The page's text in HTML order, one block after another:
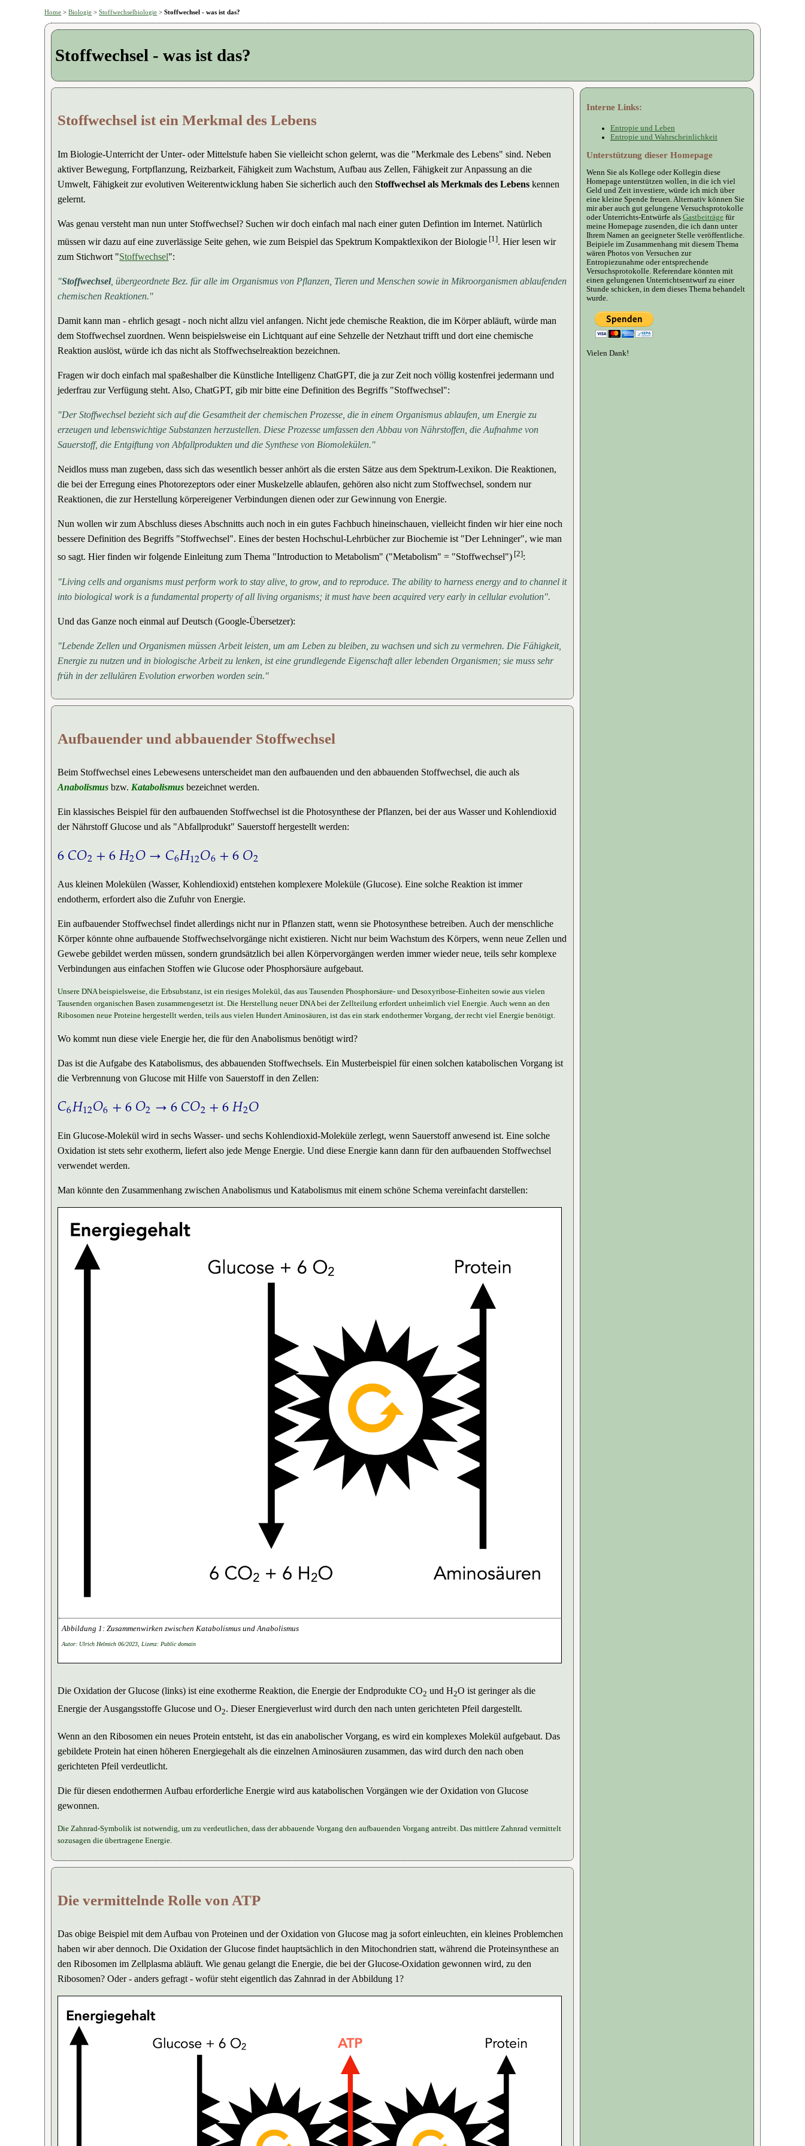
Home >Biologie >Stoffwechselbiologie >Stoffwechsel - was ist das?
Stoffwechsel - was ist das?
Stoffwechsel ist ein Merkmal des Lebens
Im Biologie-Unterricht der Unter- oder Mittelstufe haben Sie vielleicht schon gelernt, was die "Merkmale des Lebens" sind. Neben
aktiver Bewegung, Fortpflanzung, Reizbarkeit, Fähigkeit zum Wachstum, Aufbau aus Zellen, Fähigkeit zur Anpassung an die
Umwelt, Fähigkeit zur evolutiven Weiterentwicklung haben Sie sicherlich auch denStoffwechsel als Merkmals des Lebens kennen
gelernt.
Was genau versteht man nun unter Stoffwechsel? Suchen wir doch einfach mal nach einer guten Defintion im Internet. Natürlich
müssen wir dazu auf eine zuverlässige Seite gehen, wie zum Beispiel das Spektrum Kompaktlexikon der Biologie [1]. Hier lesen wir
zum Stichwort "Stoffwechsel":
"Stoffwechsel, übergeordnete Bez. für alle im Organismus von Pflanzen, Tieren und Menschen sowie in Mikroorganismen ablaufenden
chemischen Reaktionen."
Damit kann man - ehrlich gesagt - noch nicht allzu viel anfangen. Nicht jede chemische Reaktion, die im Körper abläuft, würde man
dem Stoffwechsel zuordnen. Wenn beispielsweise ein Lichtquant auf eine Sehzelle der Netzhaut trifft und dort eine chemische
Reaktion auslöst, würde ich das nicht als Stoffwechselreaktion bezeichnen.
Fragen wir doch einfach mal spaßeshalber die Künstliche Intelligenz ChatGPT, die ja zur Zeit noch völlig kostenfrei jedermann und
jederfrau zur Verfügung steht. Also, ChatGPT, gib mir bitte eine Definition des Begriffs "Stoffwechsel":
"Der Stoffwechsel bezieht sich auf die Gesamtheit der chemischen Prozesse, die in einem Organismus ablaufen, um Energie zu
erzeugen und lebenswichtige Substanzen herzustellen. Diese Prozesse umfassen den Abbau von Nährstoffen, die Aufnahme von
Sauerstoff, die Entgiftung von Abfallprodukten und die Synthese von Biomolekülen."
Neidlos muss man zugeben, dass sich das wesentlich besser anhört als die ersten Sätze aus dem Spektrum-Lexikon. Die Reaktionen,
die bei der Erregung eines Photorezeptors oder einer Muskelzelle ablaufen, gehören also nicht zum Stoffwechsel, sondern nur
Reaktionen, die zur Herstellung körpereigener Verbindungen dienen oder zur Gewinnung von Energie.
Nun wollen wir zum Abschluss dieses Abschnitts auch noch in ein gutes Fachbuch hineinschauen, vielleicht finden wir hier eine noch
bessere Definition des Begriffs "Stoffwechsel". Eines der besten Hochschul-Lehrbücher zur Biochemie ist "Der Lehninger", wie man
so sagt. Hier finden wir folgende Einleitung zum Thema "Introduction to Metabolism" ("Metabolism" = "Stoffwechsel") [2]:
"Living cells and organisms must perform work to stay alive, to grow, and to reproduce. The ability to harness energy and to channel it
into biological work is a fundamental property of all living organisms; it must have been acquired very early in cellular evolution".
Und das Ganze noch einmal auf Deutsch (Google-Übersetzer):
"Lebende Zellen und Organismen müssen Arbeit leisten, um am Leben zu bleiben, zu wachsen und sich zu vermehren. Die Fähigkeit,
Energie zu nutzen und in biologische Arbeit zu lenken, ist eine grundlegende Eigenschaft aller lebenden Organismen; sie muss sehr
früh in der zellulären Evolution erworben worden sein."
Aufbauender und abbauender Stoffwechsel
Beim Stoffwechsel eines Lebewesens unterscheidet man den aufbauenden und den abbauenden Stoffwechsel, die auch als
Anabolismus bzw.Katabolismus bezeichnet werden.
Ein klassisches Beispiel für den aufbauenden Stoffwechsel ist die Photosynthese der Pflanzen, bei der aus Wasser und Kohlendioxid
der Nährstoff Glucose und als "Abfallprodukt" Sauerstoff hergestellt werden:
6𝐶𝑂2+6𝐻2𝑂→𝐶6𝐻12𝑂6+6𝑂2
6 CO2+6 H 2O→C6H12O6+6 O2
Aus kleinen Molekülen (Wasser, Kohlendioxid) entstehen komplexere Moleküle (Glucose). Eine solche Reaktion ist immer
endotherm, erfordert also die Zufuhr von Energie.
Ein aufbauender Stoffwechsel findet allerdings nicht nur in Pflanzen statt, wenn sie Photosynthese betreiben. Auch der menschliche
Körper könnte ohne aufbauende Stoffwechselvorgänge nicht existieren. Nicht nur beim Wachstum des Körpers, wenn neue Zellen und
Gewebe gebildet werden müssen, sondern grundsätzlich bei allen Körpervorgängen werden immer wieder neue, teils sehr komplexe
Verbindungen aus einfachen Stoffen wie Glucose oder Phosphorsäure aufgebaut.
Unsere DNA beispielsweise, die Erbsubstanz, ist ein riesiges Molekül, das aus Tausenden Phosphorsäure- und Desoxyribose-Einheiten sowie aus vielen
Tausenden organischen Basen zusammengesetzt ist. Die Herstellung neuer DNA bei der Zellteilung erfordert unheimlich viel Energie. Auch wenn an den
Ribosomen neue Proteine hergestellt werden, teils aus vielen Hundert Aminosäuren, ist das ein stark endothermer Vorgang, der recht viel Energie benötigt.
Wo kommt nun diese viele Energie her, die für den Anabolismus benötigt wird?
Das ist die Aufgabe des Katabolismus, des abbauenden Stoffwechsels. Ein Musterbeispiel für einen solchen katabolischen Vorgang ist
die Verbrennung von Glucose mit Hilfe von Sauerstoff in den Zellen:
𝐶6𝐻12𝑂6+6𝑂2→6𝐶𝑂2+6𝐻2𝑂
C6H12O6 +6 O2→ 6 CO2+6 H2 O
Ein Glucose-Molekül wird in sechs Wasser- und sechs Kohlendioxid-Moleküle zerlegt, wenn Sauerstoff anwesend ist. Eine solche
Oxidation ist stets sehr exotherm, liefert also jede Menge Energie. Und diese Energie kann dann für den aufbauenden Stoffwechsel
verwendet werden.
Man könnte den Zusammenhang zwischen Anabolismus und Katabolismus mit einem schöne Schema vereinfacht darstellen:
Zusammenwirken zwischen Katabolismus und Anabolismus
Autor: Ulrich Helmich 06/2023, Lizenz: Public domain
Die Oxidation der Glucose (links) ist eine exotherme Reaktion, die Energie der Endprodukte CO2 und H2O ist geringer als die
Energie der Ausgangsstoffe Glucose und O2. Dieser Energieverlust wird durch den nach unten gerichteten Pfeil dargestellt.
Wenn an den Ribosomen ein neues Protein entsteht, ist das ein anabolischer Vorgang, es wird ein komplexes Molekül aufgebaut. Das
gebildete Protein hat einen höheren Energiegehalt als die einzelnen Aminosäuren zusammen, das wird durch den nach oben
gerichteten Pfeil verdeutlicht.
Die für diesen endothermen Aufbau erforderliche Energie wird aus katabolischen Vorgängen wie der Oxidation von Glucose
gewonnen.
Die Zahnrad-Symbolik ist notwendig, um zu verdeutlichen, dass der abbauende Vorgang den aufbauenden Vorgang antreibt. Das mittlere Zahnrad vermittelt
sozusagen die übertragene Energie.
Die vermittelnde Rolle von ATP
Das obige Beispiel mit dem Aufbau von Proteinen und der Oxidation von Glucose mag ja sofort einleuchten, ein kleines Problemchen
haben wir aber dennoch. Die Oxidation der Glucose findet hauptsächlich in den Mitochondrien statt, während die Proteinsynthese an
den Ribosomen im Zellplasma abläuft. Wie genau gelangt die Energie, die bei der Glucose-Oxidation gewonnen wird, zu den
Ribosomen? Oder - anders gefragt - wofür steht eigentlich das Zahnrad in der Abbildung 1?
Interne Links:
Entropie und Leben
Entropie und Wahrscheinlichkeit
Unterstützung dieser Homepage
Wenn Sie als Kollege oder Kollegin diese
Homepage unterstützen wollen, in die ich viel
Geld und Zeit investiere, würde ich mich über
eine kleine Spende freuen. Alternativ können Sie
mir aber auch gut gelungene Versuchsprotokolle
oder Unterrichts-Entwürfe als Gastbeiträgefür
meine Homepage zusenden, die ich dann unter
Ihrem Namen an geeigneter Stelle veröffentliche.
Beipiele im Zusammenhang mit diesem Thema
wären Photos von Versuchen zur
Entropiezunahme oder entsprechende
Versuchsprotokolle. Referendare könnten mit
einen gelungenen Unterrichtsentwurf zu einer
Stunde schicken, in dem dieses Thema behandelt
wurde.
Vielen Dank!